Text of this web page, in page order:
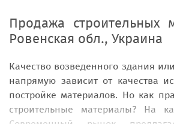
Продажа строительных
Ровенская обл., Украина
Качество возведенного здания
напрямую зависит от качества
постройке материалов. Но как
строительные материалы? На